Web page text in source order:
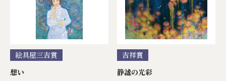
絵具屋三吉賞
想い
吉祥賞
静謐の光彩